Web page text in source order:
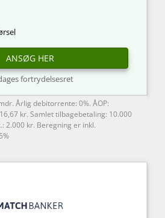
ANSØG HER
fortrydelsesret
Årlig debitorrente: 0%. ÅOP:
kr. Samlet tilbagebetaling: 10.000
2.000 kr. Beregning er inkl.